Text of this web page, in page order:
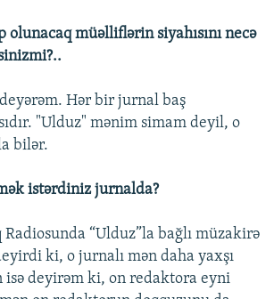
olunacaq müəlliflərin siyahısını necə
Hər bir jurnal baş
"Ulduz" mənim simam deyil, o
bilər.
istərdiniz jurnalda?
Radiosunda “Ulduz”la bağlı müzakirə
ki, o jurnalı mən daha yaxşı
isə deyirəm ki, on redaktora eyni